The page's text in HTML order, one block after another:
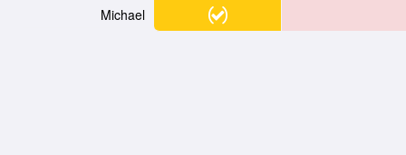
Michael